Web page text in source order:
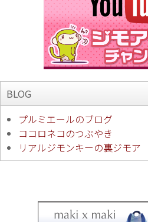
BLOG
プルミエールのブログ
ココロネコのつぶやき
リアルジモンキーの裏ジモア